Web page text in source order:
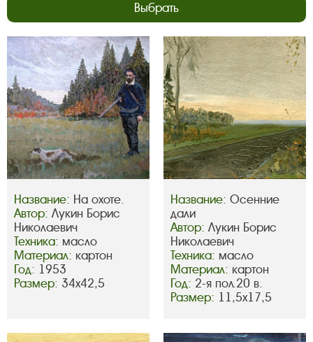
Выбрать
Название: На охоте.
Автор: Лукин Борис
Николаевич
Техника: масло
Материал: картон
Год: 1953
Размер: 34х42,5
Название: Осенние
дали
Автор: Лукин Борис
Николаевич
Техника: масло
Материал: картон
Год: 2-я пол.20 в.
Размер: 11,5х17,5